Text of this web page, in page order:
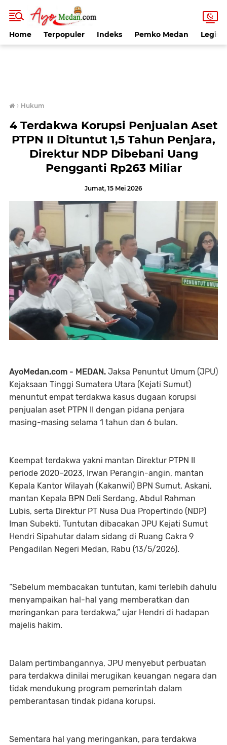
Home Terpopuler Indeks Pemko Medan
› Hukum
4 Terdakwa Korupsi Penjualan Aset
PTPN II Dituntut 1,5 Tahun Penjara,
Direktur NDP Dibebani Uang
Pengganti Rp263 Miliar
Jumat, 15 Mei 2026
AyoMedan.com - MEDAN. Jaksa Penuntut Umum (JPU)
Kejaksaan Tinggi Sumatera Utara (Kejati Sumut)
menuntut empat terdakwa kasus dugaan korupsi
penjualan aset PTPN II dengan pidana penjara
masing-masing selama 1 tahun dan 6 bulan.
Keempat terdakwa yakni mantan Direktur PTPN II
periode 2020–2023, Irwan Perangin-angin, mantan
Kepala Kantor Wilayah (Kakanwil) BPN Sumut, Askani,
mantan Kepala BPN Deli Serdang, Abdul Rahman
Lubis, serta Direktur PT Nusa Dua Propertindo (NDP)
Iman Subekti. Tuntutan dibacakan JPU Kejati Sumut
Hendri Sipahutar dalam sidang di Ruang Cakra 9
Pengadilan Negeri Medan, Rabu (13/5/2026).
“Sebelum membacakan tuntutan, kami terlebih dahulu
menyampaikan hal-hal yang memberatkan dan
meringankan para terdakwa,” ujar Hendri di hadapan
majelis hakim.
Dalam pertimbangannya, JPU menyebut perbuatan
para terdakwa dinilai merugikan keuangan negara dan
tidak mendukung program pemerintah dalam
pemberantasan tindak pidana korupsi.
Sementara hal yang meringankan, para terdakwa